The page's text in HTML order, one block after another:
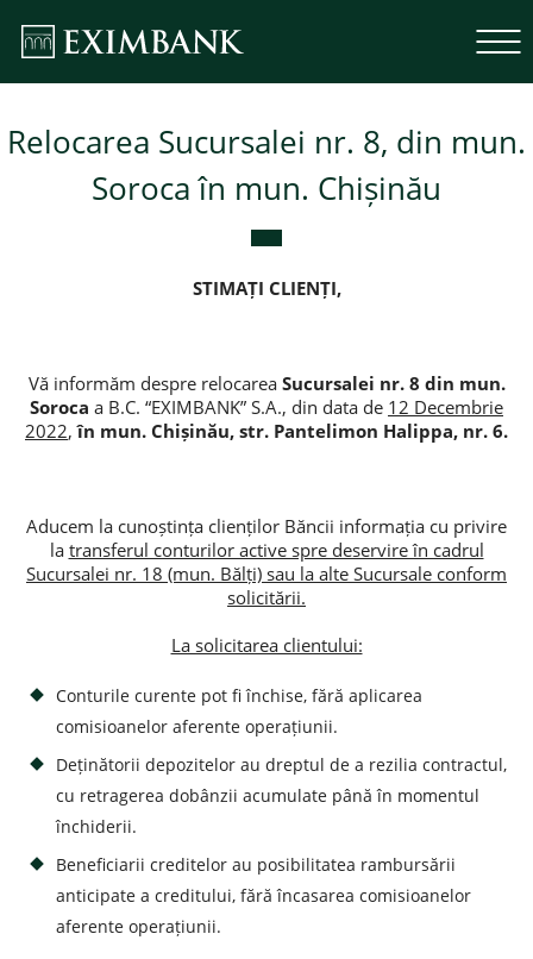
Потребительские кредиты
Ипотечные кредиты
Relocarea Sucursalei nr. 8, din mun.
Soroca în mun. Chișinău
STIMAȚI CLIENȚI,
Vă informăm despre relocarea Sucursalei nr. 8 din mun.
Soroca a B.C. “EXIMBANK” S.A., din data de 12 Decembrie
2022,în mun. Chișinău, str. Pantelimon Halippa, nr. 6.
Aducem la cunoștința clienților Băncii informația cu privire
la transferul conturilor active spre deservire în cadrul
Sucursalei nr. 18 (mun. Bălți) sau la alte Sucursale conform
solicitării.
La solicitarea clientului:
Conturile curente pot fi închise, fără aplicarea
comisioanelor aferente operațiunii.
Deținătorii depozitelor au dreptul de a rezilia contractul,
cu retragerea dobânzii acumulate până în momentul
închiderii.
Beneficiarii creditelor au posibilitatea rambursării
anticipate a creditului, fără încasarea comisioanelor
aferente operațiunii.